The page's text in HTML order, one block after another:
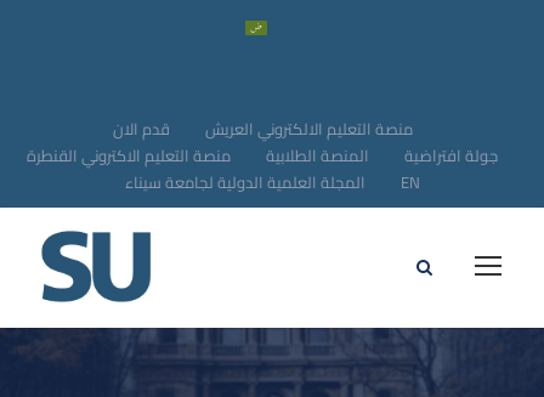
قدم الان
منصة التعليم الالكتروني العريش
منصة التعليم الاكتروني القنطرة
المنصة الطلابية
جولة افتراضية
المجلة العلمية الدولية لجامعة سيناء
EN